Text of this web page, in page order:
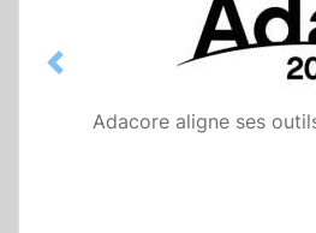
Adacore aligne ses
Previous